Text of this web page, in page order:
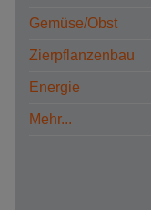
Gemüse/Obst
Zierpflanzenbau
Energie
Mehr...